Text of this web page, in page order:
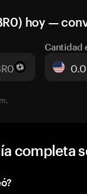
hoy —
Cantidad
completa